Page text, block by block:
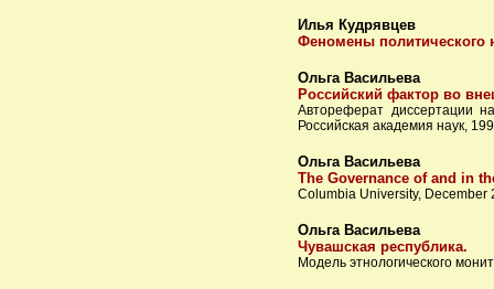
Илья Кудрявцев
Феномены политического
Ольга Васильева
Российский фактор во
Автореферат диссертации
Российская академия наук,
Ольга Васильева
The Governance of and in
Columbia University, December
Ольга Васильева
Чувашская республика.
Модель этнологического